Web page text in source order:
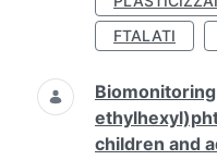
FTALATI
children and